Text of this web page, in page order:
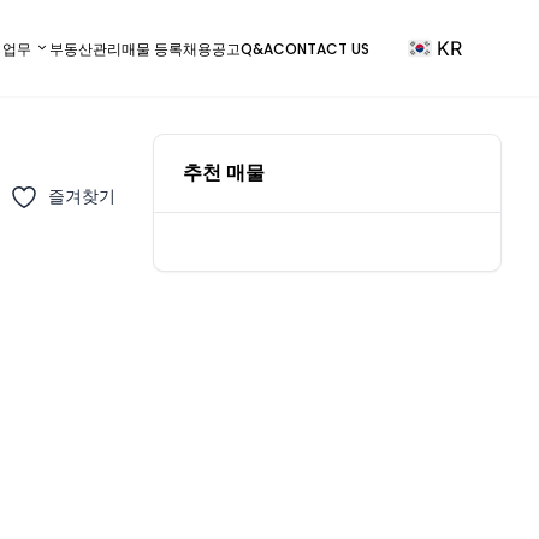
무 부동산관리매물 등록채용공고Q&ACONTACT US KR
즐겨찾기
추천 매물